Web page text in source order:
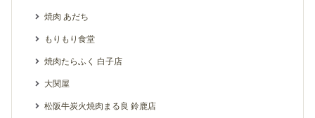
焼肉 あだち
もりもり食堂
焼肉たらふく 白子店
大関屋
松阪牛炭火焼肉まる良 鈴鹿店